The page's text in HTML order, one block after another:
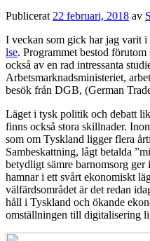
Publicerat 22 februari, 2018 av
I veckan som gick har jag varit
lse. Programmet bestod
också av en rad intressanta
Arbetsmarknadsministeriet,
besök från DGB, (German
Läget i tysk politik och debatt
finns också stora skillnader.
som om Tyskland ligger flera
Sambeskattning, lågt betalda
betydligt sämre barnomsorg
hamnar i ett svårt ekonomiskt
välfärdsområdet är det redan
håll i Tyskland och ökande
omställningen till digitalisering